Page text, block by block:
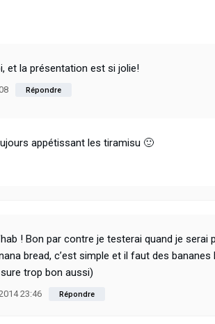
et la présentation est si jolie!
Répondre
appétissant les tiramisu 🙂
! Bon par contre je testerai quand je serai
bread, c’est simple et il faut des
trop bon aussi)
23:46 Répondre